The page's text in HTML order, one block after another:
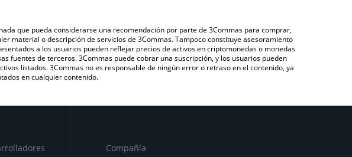
que pueda considerarse una recomendación por parte de 3Commas para comprar,
material o descripción de servicios de 3Commas. Tampoco constituye asesoramiento
a los usuarios pueden reflejar precios de activos en criptomonedas o monedas
fuentes de terceros. 3Commas puede cobrar una suscripción, y los usuarios pueden
listados. 3Commas no es responsable de ningún error o retraso en el contenido, ya
en cualquier contenido.
Compañía